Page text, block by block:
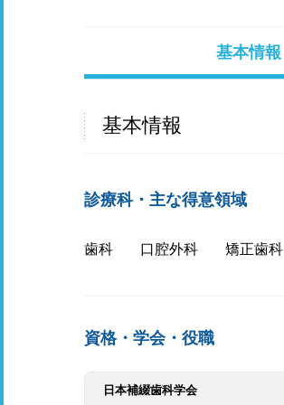
基本情報
基本情報
診療科・主な得意領域
歯科 口腔外科 矯正歯科
資格・学会・役職
日本補綴歯科学会